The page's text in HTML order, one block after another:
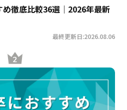
徹底比較36選｜2026年最新
最終更新日:2026.08.06